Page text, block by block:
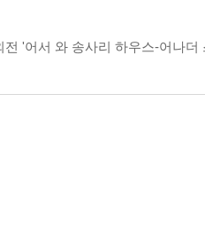
'어서 와 송사리 하우스-어나더